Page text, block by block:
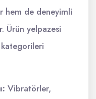
hem de deneyimli
Ürün yelpazesi
Vibratörler,